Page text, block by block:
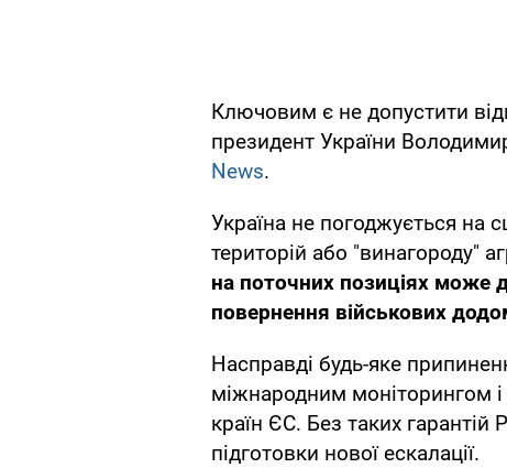
Ключовим є не допустити
президент України
News.
Україна не погоджується на
територій або "винагороду"
на поточних позиціях може
повернення військових
Насправді будь-яке
міжнародним моніторингом
країн ЄС. Без таких
підготовки нової ескалації.